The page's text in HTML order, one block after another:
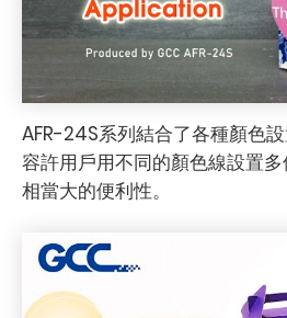
AFR-24S系列結合了各種顏色
容許用戶用不同的顏色線設置
相當大的便利性。